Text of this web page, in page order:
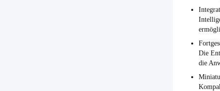
Die
die